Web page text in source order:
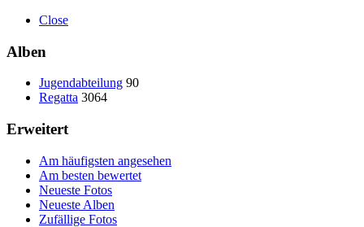
Close
Alben
Jugendabteilung 90
Regatta 3064
Erweitert
Am häufigsten angesehen
Am besten bewertet
Neueste Fotos
Neueste Alben
Zufällige Fotos